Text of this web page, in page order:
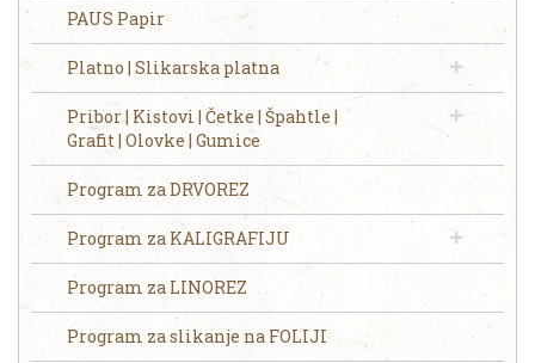
PAUS Papir
Platno | Slikarska platna
Pribor | Kistovi | Četke | Špahtle |
Grafit | Olovke | Gumice
Program za DRVOREZ
Program za KALIGRAFIJU
Program za LINOREZ
Program za slikanje na FOLIJI